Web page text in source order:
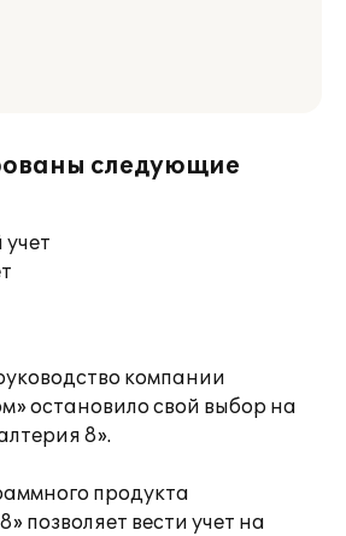
следующие
учет
компании
остановило свой выбор на
8».
продукта
позволяет вести учет на